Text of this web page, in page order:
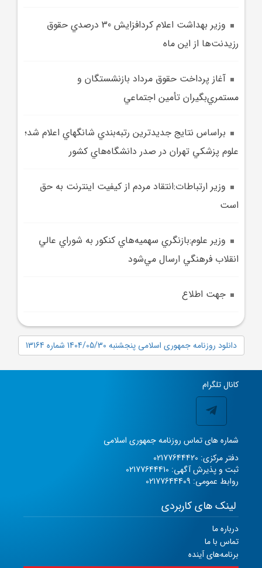
وزير بهداشت اعلام کردافزايش 30 درصدي حقوق
رزيدنت‌ها از اين ماه
آغاز پرداخت حقوق مرداد بازنشستگان و
مستمري‌بگيران تأمين اجتماعي
براساس نتايج جديدترين رتبه‌بندي شانگهاي اعلام شد؛
علوم پزشکي تهران در صدر دانشگاه‌هاي کشور
وزير ارتباطات:انتقاد مردم از کيفيت اينترنت به حق
است
وزير علوم:بازنگري سهميه‌هاي کنکور به شوراي عالي
انقلاب فرهنگي ارسال مي‌شود
جهت اطلاع
دانلود روزنامه جمهوری اسلامی پنجشنبه 1404/05/30 شماره 13164
کانال تلگرام
شماره های تماس روزنامه جمهوری اسلامی
دفتر مرکزی: 02177644420
ثبت و پذیرش آگهی: 02177644410
روابط عمومی: 02177644409
لینک های کاربردی
درباره ما
تماس با ما
برنامه‌های آینده